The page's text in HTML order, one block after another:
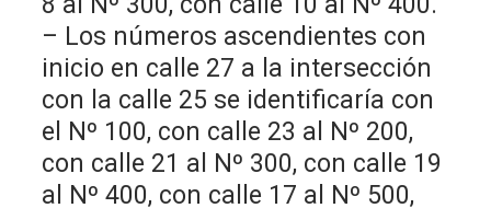
– Los números ascendientes con
inicio en calle 27 a la intersección
con la calle 25 se identificaría con
el Nº 100, con calle 23 al Nº 200,
con calle 21 al Nº 300, con calle 19
al Nº 400, con calle 17 al Nº 500,